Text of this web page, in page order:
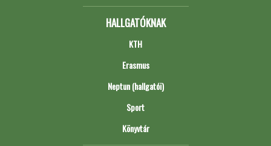
HALLGATÓKNAK
KTH
Erasmus
Neptun (hallgatói)
Sport
Könyvtár